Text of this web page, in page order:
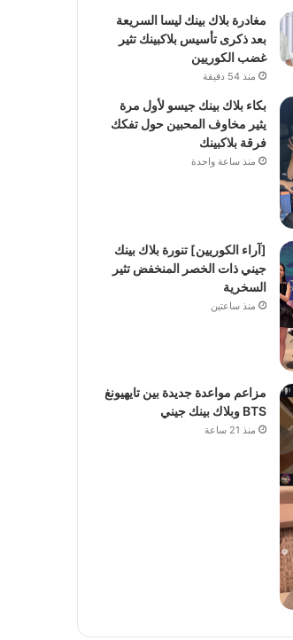
مغادرة بلاك بينك ليسا السريعة
بعد ذكرى تأسيس بلاكبينك تثير
غضب الكوريين
منذ 54 دقيقة
بكاء بلاك بينك جيسو لأول مرة
يثير مخاوف المحبين حول تفكك
فرقة بلاكبينك
منذ ساعة واحدة
[آراء الكوريين] تنورة بلاك بينك
جيني ذات الخصر المنخفض تثير
السخرية
منذ ساعتين
مزاعم مواعدة جديدة بين تايهيونغ
BTS وبلاك بينك جيني
منذ 21 ساعة